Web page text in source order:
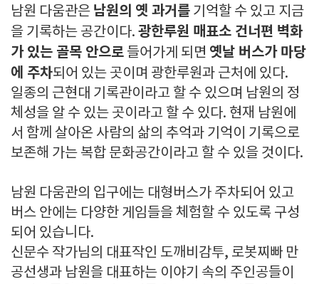
남원 다움관은 남원의 옛 과거를 기억할 수 있고 지금
을 기록하는 공간이다. 광한루원 매표소 건너편 벽화
가 있는 골목 안으로 들어가게 되면 옛날 버스가 마당
에 주차되어 있는 곳이며 광한루원과 근처에 있다.
일종의 근현대 기록관이라고 할 수 있으며 남원의 정
체성을 알 수 있는 곳이라고 할 수 있다. 현재 남원에
서 함께 살아온 사람의 삶의 추억과 기억이 기록으로
보존해 가는 복합 문화공간이라고 할 수 있을 것이다.
남원 다움관의 입구에는 대형버스가 주차되어 있고
버스 안에는 다양한 게임들을 체험할 수 있도록 구성
되어 있습니다.
신문수 작가님의 대표작인 도깨비감투, 로봇찌빠 만
공선생과 남원을 대표하는 이야기 속의 주인공들이